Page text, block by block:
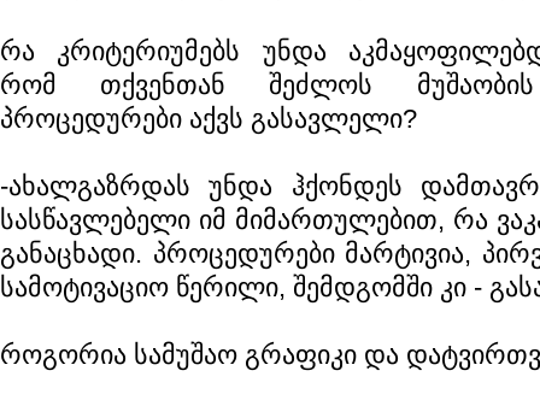
რა კრიტერიუმებს უნდა
რომ თქვენთან შეძლოს
პროცედურები აქვს გასავლელი?
-ახალგაზრდას უნდა ჰქონდეს
სასწავლებელი იმ მიმართულებით, რა
განაცხადი. პროცედურები მარტივია,
სამოტივაციო წერილი, შემდგომში კი -
როგორია სამუშაო გრაფიკი და